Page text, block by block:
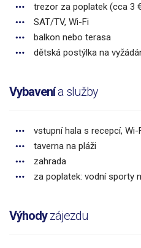
trezor za poplatek (cca 3
SAT/TV, Wi-Fi
balkon nebo terasa
dětská postýlka na
Vybavenía služby
vstupní hala s recepcí, Wi-
taverna na pláži
zahrada
za poplatek: vodní sporty
Výhodyzájezdu